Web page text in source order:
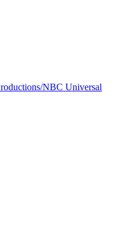
NBC Universal